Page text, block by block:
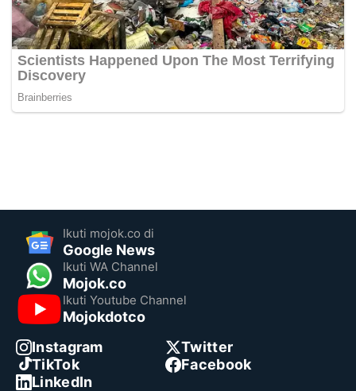
Ikuti mojok.co di
Google News
Ikuti WA Channel
Mojok.co
Ikuti Youtube Channel
Mojokdotco
Instagram
Twitter
TikTok
Facebook
LinkedIn